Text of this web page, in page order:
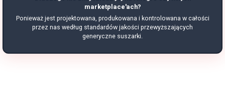
marketplace'ach?
Ponieważ jest projektowana, produkowana i kontrolowana w całości
przez nas według standardów jakości przewyższających
generyczne suszarki.